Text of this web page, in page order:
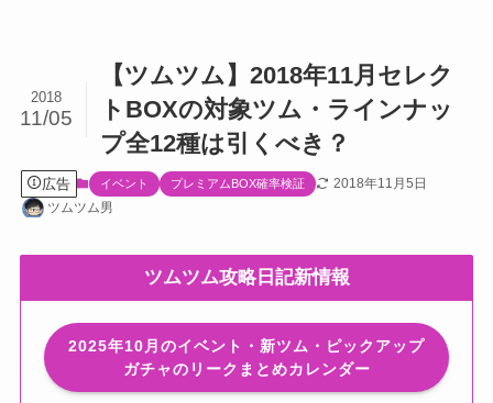
【ツムツム】2018年11月セレク
トBOXの対象ツム・ラインナッ
プ全12種は引くべき？
2018
11/05
広告 イベント プレミアムBOX確率検証
2018年11月5日
ツムツム男
ツムツム攻略日記新情報
2025年10月のイベント・新ツム・ピックアップ
ガチャのリークまとめカレンダー